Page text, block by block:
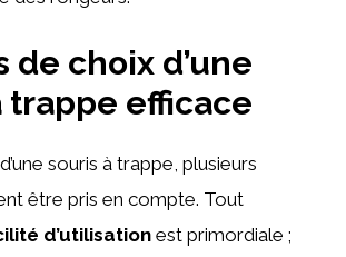
de choix d’une
trappe efficace
souris à trappe, plusieurs
être pris en compte. Tout
d’utilisation est primordiale ;